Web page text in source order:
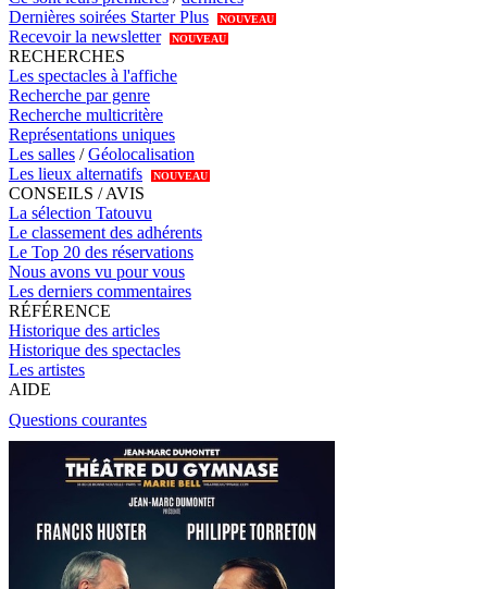
Dernières soirées Starter Plus
NOUVEAU
Recevoir la newsletter NOUVEAU
RECHERCHES
Les spectacles à l'affiche
Recherche par genre
Recherche multicritère
Représentations uniques
Les salles /Géolocalisation
Les lieux alternatifs
NOUVEAU
CONSEILS / AVIS
La sélection Tatouvu
Le classement des adhérents
Le Top 20 des réservations
Nous avons vu pour vous
Les derniers commentaires
RÉFÉRENCE
Historique des articles
Historique des spectacles
Les artistes
AIDE
Questions courantes